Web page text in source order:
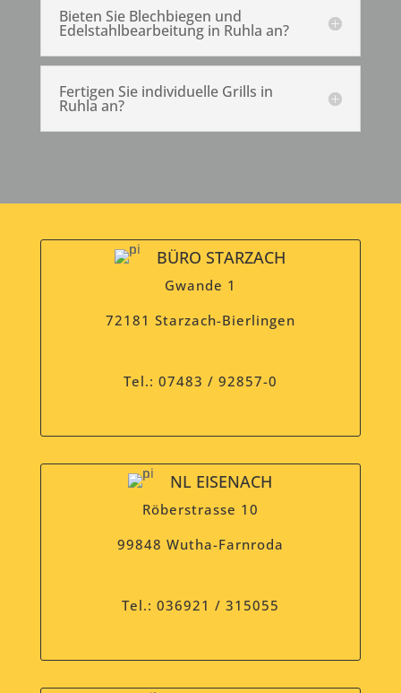
Bieten Sie Blechbiegen und
Edelstahlbearbeitung in Ruhla an?
Fertigen Sie individuelle Grills in
Ruhla an?
BÜRO STARZACH
Gwande 1
72181 Starzach-Bierlingen
Tel.: 07483 / 92857-0
NL EISENACH
Röberstrasse 10
99848 Wutha-Farnroda
Tel.: 036921 / 315055